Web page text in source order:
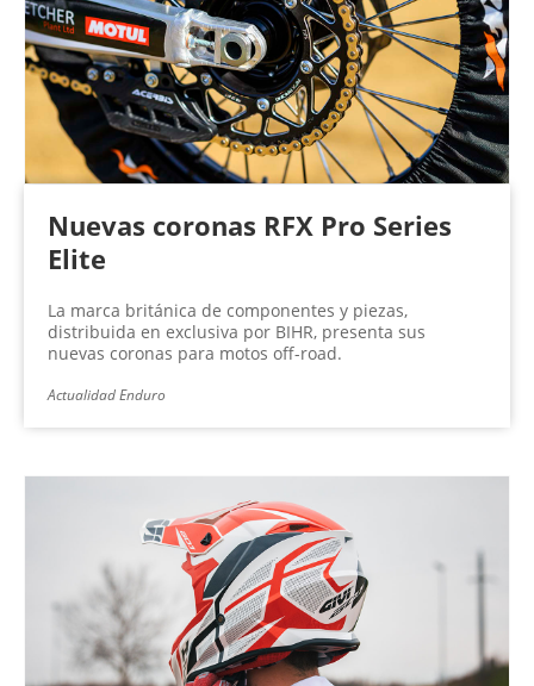
Nuevas coronas RFX Pro Series
Elite
La marca británica de componentes y piezas,
distribuida en exclusiva por BIHR, presenta sus
nuevas coronas para motos off-road.
Actualidad Enduro